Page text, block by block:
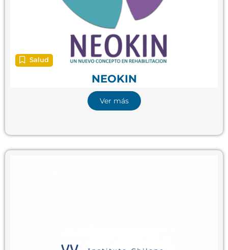
Salud
NEOKIN
Ver más